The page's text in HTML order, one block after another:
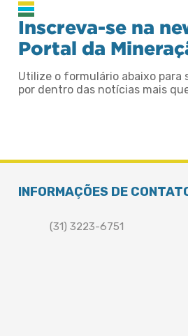
Inscreva-se na
Portal da
Utilize o formulário abaixo para
por dentro das notícias mais
INFORMAÇÕES DE
(31) 3223-6751